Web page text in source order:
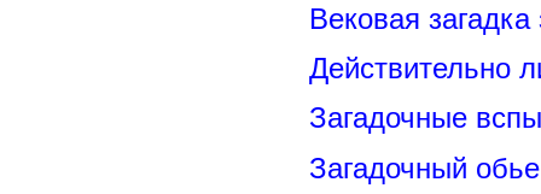
Вековая
Действительно
Загадочные
Загадочный